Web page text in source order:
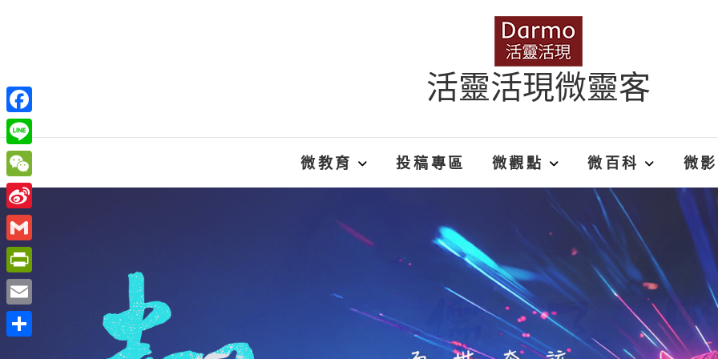
活靈活現微靈客
微教育 投稿專區 微觀點 微百科 微
F
a
c
e
b
o
o
k
L
i
n
e
W
e
C
h
a
t
S
i
n
a
W
G
m
a
P
r
i
E